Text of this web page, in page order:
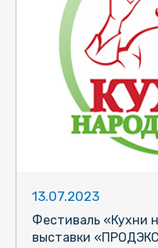
13.07.2023
Фестиваль «Кухни
выставки